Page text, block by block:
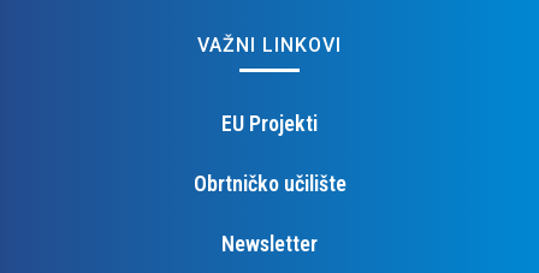
VAŽNI LINKOVI
EU Projekti
Obrtničko učilište
Newsletter